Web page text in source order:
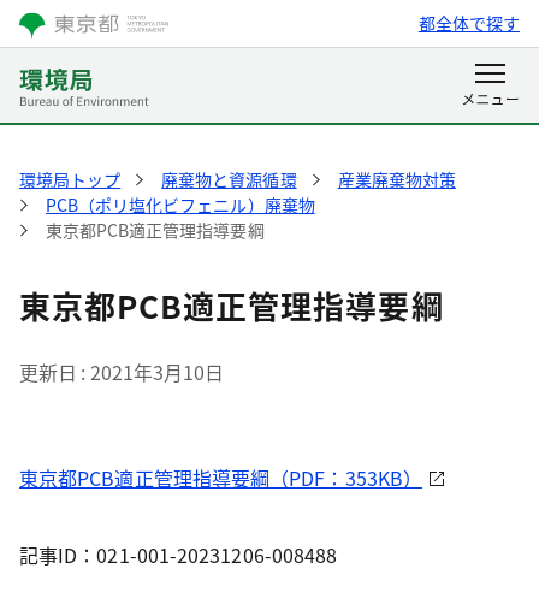
都全体で探す
環境局トップ 廃棄物と資源循環
産業廃棄物対策
PCB（ポリ塩化ビフェニル）廃棄物
東京都PCB適正管理指導要綱
東京都PCB適正管理指導要綱
更新日 2021年3月10日
東京都PCB適正管理指導要綱（PDF：353KB）
記事ID：021-001-20231206-008488